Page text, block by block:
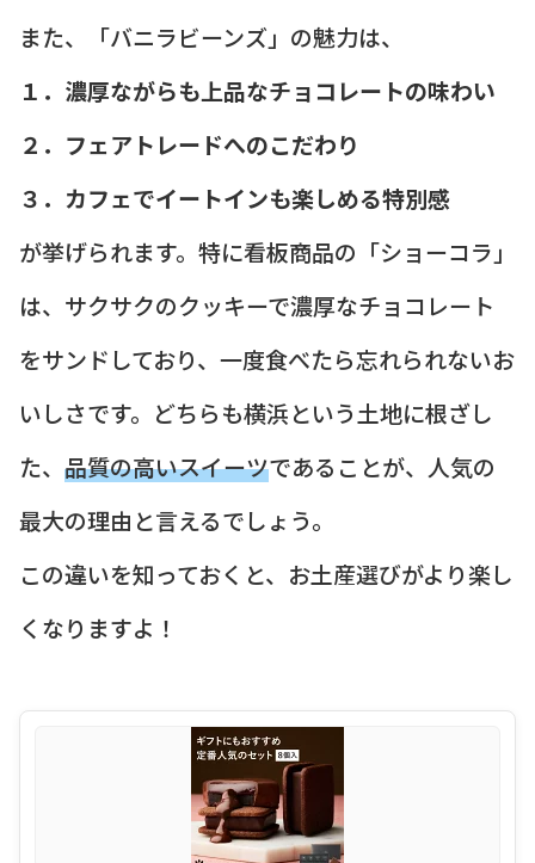
また、「バニラビーンズ」の魅力は、
１．濃厚ながらも上品なチョコレートの味わい
２．フェアトレードへのこだわり
３．カフェでイートインも楽しめる特別感
が挙げられます。特に看板商品の「ショーコラ」
は、サクサクのクッキーで濃厚なチョコレート
をサンドしており、一度食べたら忘れられないお
いしさです。どちらも横浜という土地に根ざし
た、 品質の高いスイーツであることが、人気の
最大の理由と言えるでしょう。
この違いを知っておくと、お土産選びがより楽し
くなりますよ！